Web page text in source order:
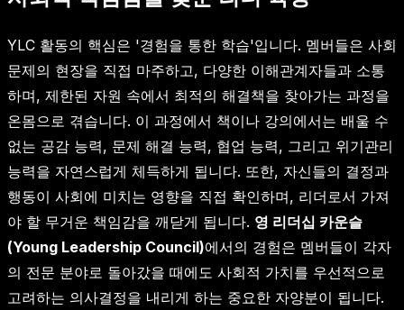
YLC 활동의 핵심은 '경험을 통한 학습'입니다. 멤버들은 사회
문제의 현장을 직접 마주하고, 다양한 이해관계자들과 소통
하며, 제한된 자원 속에서 최적의 해결책을 찾아가는 과정을
온몸으로 겪습니다. 이 과정에서 책이나 강의에서는 배울 수
없는 공감 능력, 문제 해결 능력, 협업 능력, 그리고 위기관리
능력을 자연스럽게 체득하게 됩니다. 또한, 자신들의 결정과
행동이 사회에 미치는 영향을 직접 확인하며, 리더로서 가져
야 할 무거운 책임감을 깨닫게 됩니다. 영 리더십 카운슬
(Young Leadership Council)에서의 경험은 멤버들이 각자
의 전문 분야로 돌아갔을 때에도 사회적 가치를 우선적으로
고려하는 의사결정을 내리게 하는 중요한 자양분이 됩니다.